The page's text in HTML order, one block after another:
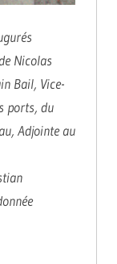
Nicolas
Bail, Vice-
ports, du
Adjointe au